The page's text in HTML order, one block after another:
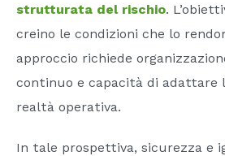
strutturata del rischio.
creino le condizioni che lo
approccio richiede
continuo e capacità di adattare
realtà operativa.
In tale prospettiva, sicurezza e